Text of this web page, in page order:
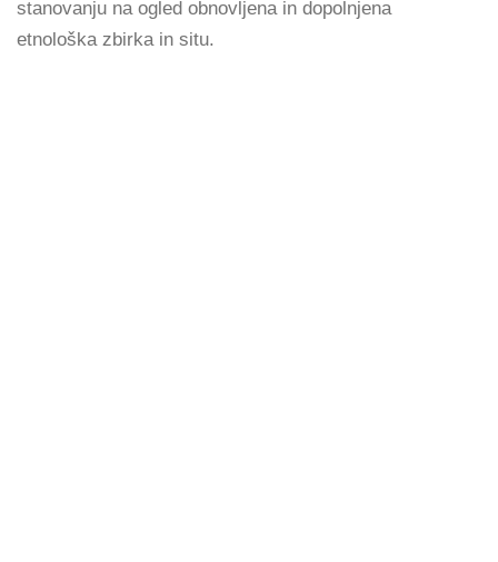
stanovanju na ogled obnovljena in dopolnjena
etnološka zbirka in situ.